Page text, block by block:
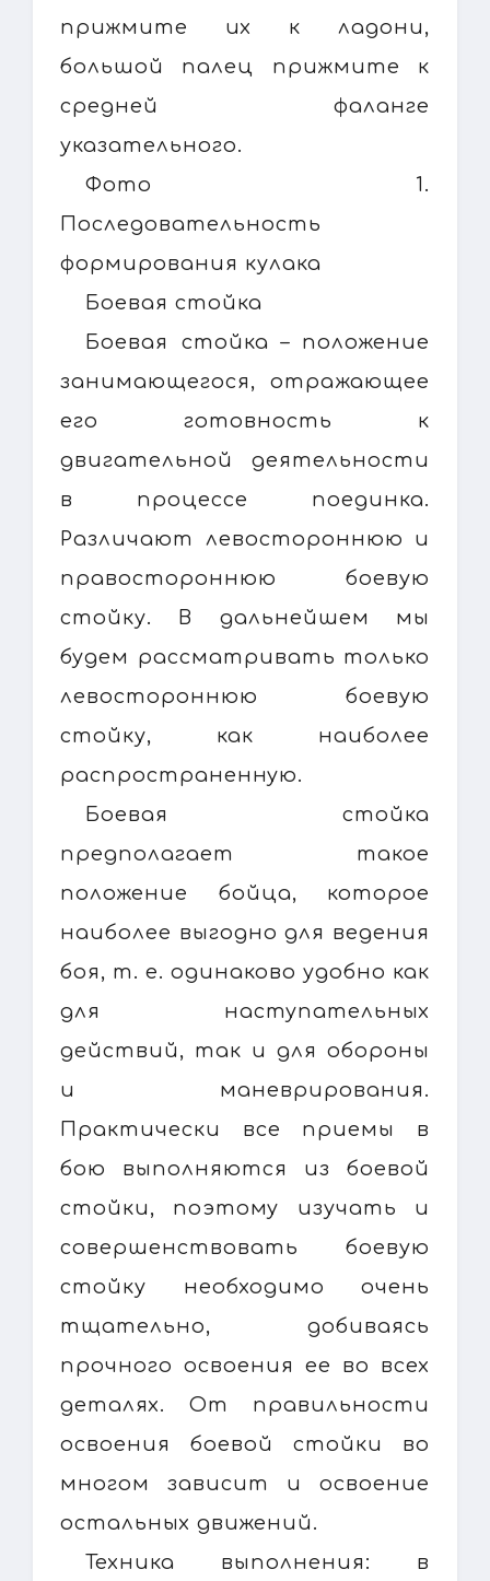
прижмите их к ладони,
большой палец прижмите к
средней фаланге
указательного.
Фото 1.
Последовательность
формирования кулака
Боевая стойка
Боевая стойка – положение
занимающегося, отражающее
его готовность к
двигательной деятельности
в процессе поединка.
Различают левостороннюю и
правостороннюю боевую
стойку. В дальнейшем мы
будем рассматривать только
левостороннюю боевую
стойку, как наиболее
распространенную.
Боевая стойка
предполагает такое
положение бойца, которое
наиболее выгодно для ведения
боя, т. е. одинаково удобно как
для наступательных
действий, так и для обороны
и маневрирования.
Практически все приемы в
бою выполняются из боевой
стойки, поэтому изучать и
совершенствовать боевую
стойку необходимо очень
тщательно, добиваясь
прочного освоения ее во всех
деталях. От правильности
освоения боевой стойки во
многом зависит и освоение
остальных движений.
Техника выполнения: в